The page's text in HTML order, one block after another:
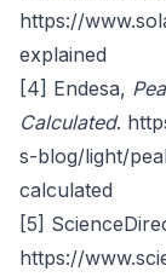
https://
explained
[4] Endesa,
Calculated.
s-blog/light/
calculated
[5]
https://